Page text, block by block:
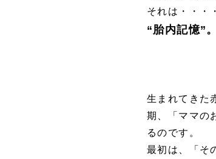
それは・・・・
“胎内記憶”。
生まれてきた
期、「ママの
るのです。
最初は、「そ